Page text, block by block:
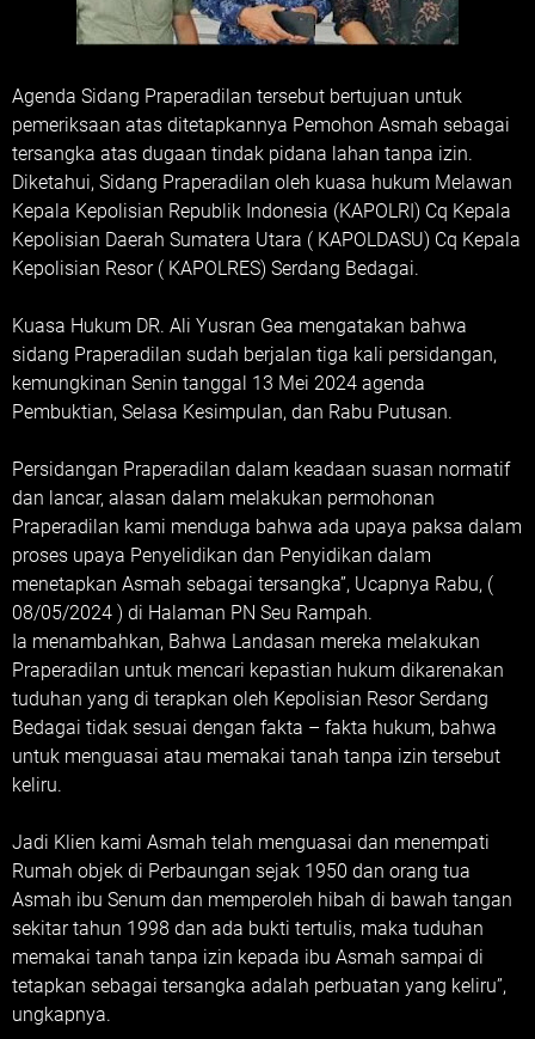
Agenda Sidang Praperadilan tersebut bertujuan untuk
pemeriksaan atas ditetapkannya Pemohon Asmah sebagai
tersangka atas dugaan tindak pidana lahan tanpa izin.
Diketahui, Sidang Praperadilan oleh kuasa hukum Melawan
Kepala Kepolisian Republik Indonesia (KAPOLRI) Cq Kepala
Kepolisian Daerah Sumatera Utara ( KAPOLDASU) Cq Kepala
Kepolisian Resor ( KAPOLRES) Serdang Bedagai.
Kuasa Hukum DR. Ali Yusran Gea mengatakan bahwa
sidang Praperadilan sudah berjalan tiga kali persidangan,
kemungkinan Senin tanggal 13 Mei 2024 agenda
Pembuktian, Selasa Kesimpulan, dan Rabu Putusan.
Persidangan Praperadilan dalam keadaan suasan normatif
dan lancar, alasan dalam melakukan permohonan
Praperadilan kami menduga bahwa ada upaya paksa dalam
proses upaya Penyelidikan dan Penyidikan dalam
menetapkan Asmah sebagai tersangka”, Ucapnya Rabu, (
08/05/2024 ) di Halaman PN Seu Rampah.
Ia menambahkan, Bahwa Landasan mereka melakukan
Praperadilan untuk mencari kepastian hukum dikarenakan
tuduhan yang di terapkan oleh Kepolisian Resor Serdang
Bedagai tidak sesuai dengan fakta – fakta hukum, bahwa
untuk menguasai atau memakai tanah tanpa izin tersebut
keliru.
Jadi Klien kami Asmah telah menguasai dan menempati
Rumah objek di Perbaungan sejak 1950 dan orang tua
Asmah ibu Senum dan memperoleh hibah di bawah tangan
sekitar tahun 1998 dan ada bukti tertulis, maka tuduhan
memakai tanah tanpa izin kepada ibu Asmah sampai di
tetapkan sebagai tersangka adalah perbuatan yang keliru”,
ungkapnya.